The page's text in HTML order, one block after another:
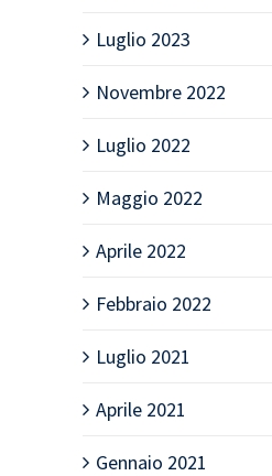
Luglio 2023
Novembre 2022
Luglio 2022
Maggio 2022
Aprile 2022
Febbraio 2022
Luglio 2021
Aprile 2021
Gennaio 2021